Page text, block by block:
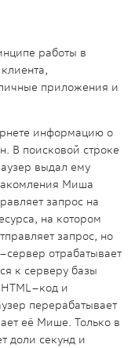
работы в
приложения и
информацию о
В поисковой строке
выдал ему
Миша
запрос на
, на котором
запрос, но
отрабатывает
к серверу базы
и
перерабатывает
её Мише. Только в
доли секунд и